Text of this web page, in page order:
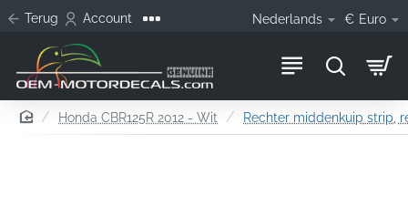
Terug Account Nederlands € Euro
homeHonda CBR125R 2012 - Wit Rechter middenkuip strip,